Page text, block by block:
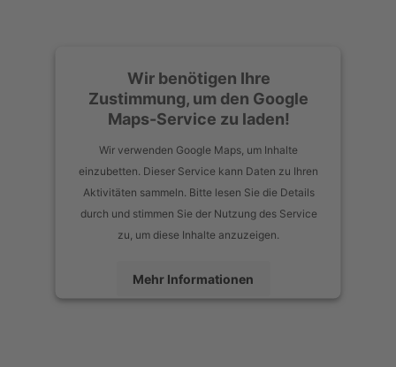
Wir benötigen Ihre
Zustimmung, um den Google
Maps-Service zu laden!
Wir verwenden Google Maps, um Inhalte
einzubetten. Dieser Service kann Daten zu Ihren
Aktivitäten sammeln. Bitte lesen Sie die Details
durch und stimmen Sie der Nutzung des Service
zu, um diese Inhalte anzuzeigen.
Mehr Informationen